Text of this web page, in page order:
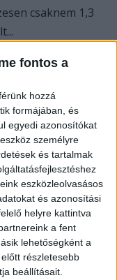
fontos a
hozzá
formájában, és
egyedi azonosítókat
személyre
és tartalmak
eszközleolvasásos
és azonosítási
helyre kattintva
a fent
lehetőségként a
részletesebb
beállításait.
csaknem 1,3